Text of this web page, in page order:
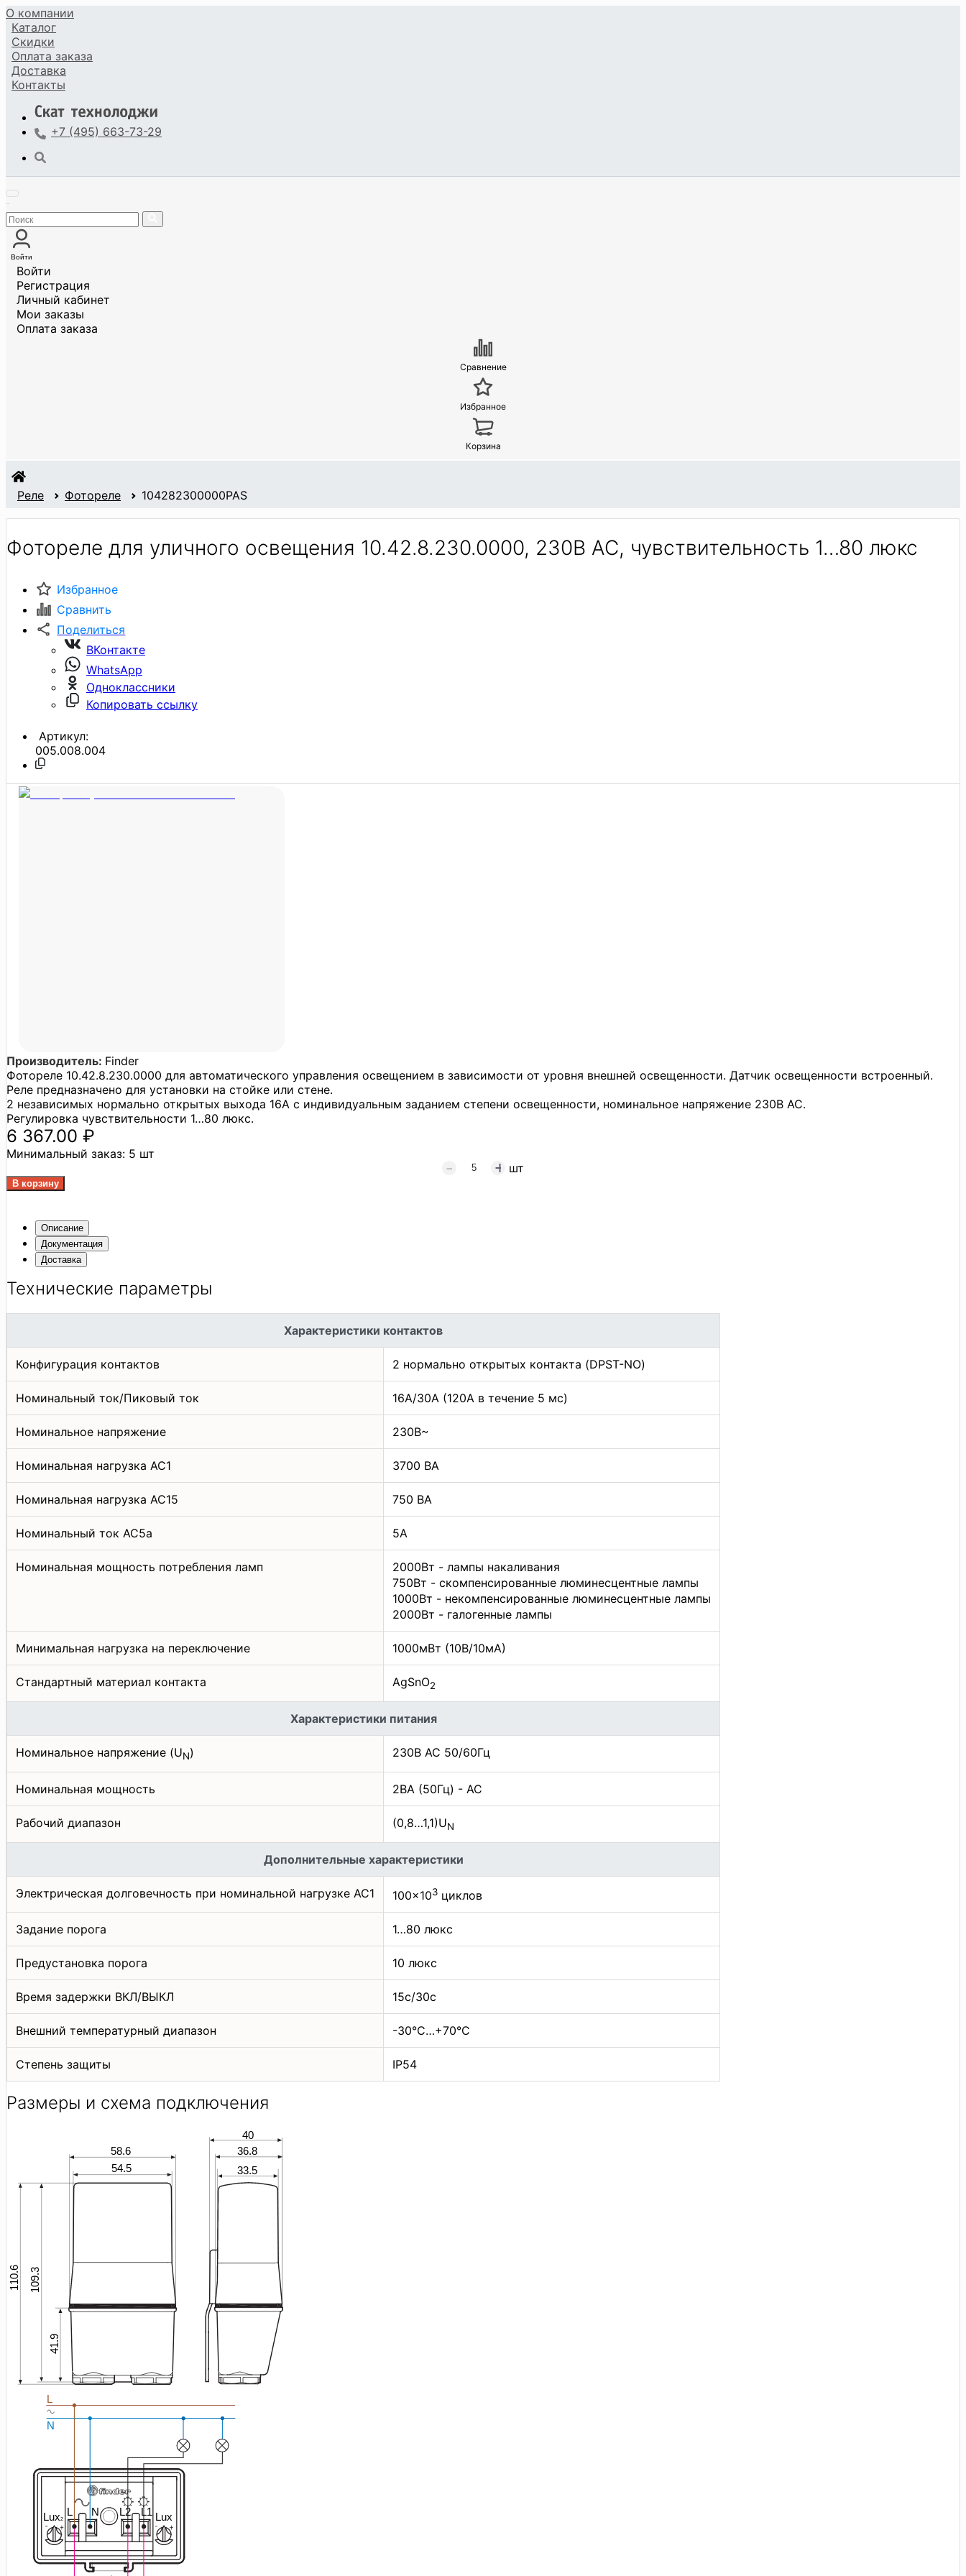
О компании
Каталог
Скидки
Оплата заказа
Доставка
Контакты
+7 (495) 663-73-29
Войти
Войти
Регистрация
Личный кабинет
Мои заказы
Оплата заказа
Сравнение
Избранное
Корзина
Реле Фотореле 104282300000PAS
Фотореле для уличного освещения 10.42.8.230.0000, 230В АC, чувствительность 1…80 люкс
Избранное
Сравнить
Поделиться
ВКонтакте
WhatsApp
Одноклассники
Копировать ссылку
Артикул:
005.008.004
Производитель: Finder
Фотореле 10.42.8.230.0000 для автоматического управления освещением в зависимости от уровня внешней освещенности. Датчик освещенности встроенный.
Реле предназначено для установки на стойке или стене.
2 независимых нормально открытых выхода 16А с индивидуальным заданием степени освещенности, номинальное напряжение 230В АС.
Регулировка чувствительности 1…80 люкс.
6 367.00 ₽
Минимальный заказ: 5 шт
шт
Описание
Документация
Доставка
Технические параметры
Характеристики контактов
Конфигурация контактов 2 нормально открытых контакта (DPST-NO)
Номинальный ток/Пиковый ток 16А/30A (120А в течение 5 мс)
Номинальное напряжение 230В~
Номинальная нагрузка AC1 3700 ВА
Номинальная нагрузка АС15 750 ВА
Номинальный ток АС5а 5А
Номинальная мощность потребления ламп
2000Вт - лампы накаливания
750Вт - скомпенсированные люминесцентные лампы
1000Вт - некомпенсированные люминесцентные лампы
2000Вт - галогенные лампы
Минимальная нагрузка на переключение 1000мВт (10В/10мА)
Стандартный материал контакта AgSnO2
Характеристики питания
Номинальное напряжение (UN) 230B AC 50/60Гц
Номинальная мощность 2ВА (50Гц) - АС
Рабочий диапазон (0,8…1,1)UN
Дополнительные характеристики
Электрическая долговечность при номинальной нагрузке АС1 100×103 циклов
Задание порога 1…80 люкс
Предустановка порога 10 люкс
Время задержки ВКЛ/ВЫКЛ 15с/30с
Внешний температурный диапазон -30°C…+70°C
Степень защиты IP54
Размеры и схема подключения